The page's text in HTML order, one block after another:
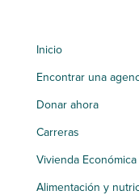
Inicio
Encontrar una
Donar ahora
Carreras
Vivienda Económica
Alimentación y